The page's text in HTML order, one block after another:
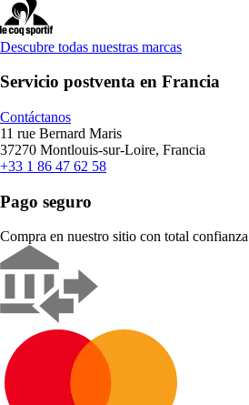
Descubre todas nuestras marcas
Servicio postventa en Francia
Contáctanos
11 rue Bernard Maris
37270 Montlouis-sur-Loire, Francia
+33 1 86 47 62 58
Pago seguro
Compra en nuestro sitio con total confianza